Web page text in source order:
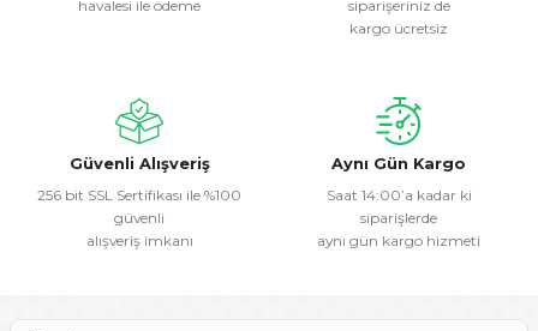
Ürün resmi kalitesiz, bozuk veya görüntülenemiyor.
Ürün fiyatı diğer sitelerden daha pahalı.
Bu ürüne benzer farklı alternatifler olmalı.
havalesi ile ödeme
siparişeriniz de
kargo ücretsiz
Güvenli Alışveriş
256 bit SSL Sertifikası ile %100
güvenli
alışveriş imkanı
Aynı Gün Kargo
Saat 14:00’a kadar ki
siparişlerde
aynı gün kargo hizmeti